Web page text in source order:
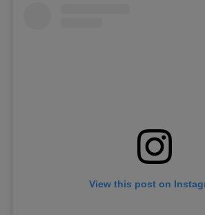
View this post on